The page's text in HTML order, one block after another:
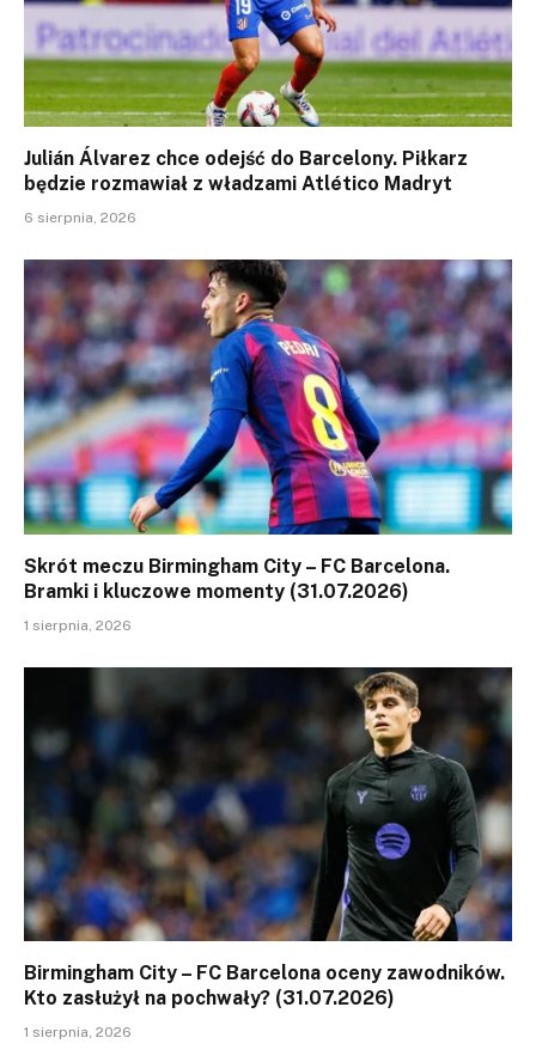
Julián Álvarez chce odejść do Barcelony. Piłkarz
będzie rozmawiał z władzami Atlético Madryt
6 sierpnia, 2026
Skrót meczu Birmingham City – FC Barcelona.
Bramki i kluczowe momenty (31.07.2026)
1 sierpnia, 2026
Birmingham City – FC Barcelona oceny zawodników.
Kto zasłużył na pochwały? (31.07.2026)
1 sierpnia, 2026